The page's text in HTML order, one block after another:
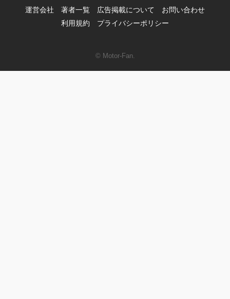
運営会社 著者一覧 広告掲載について
お問い合わせ
利用規約
プライバシーポリシー
© Motor-Fan.